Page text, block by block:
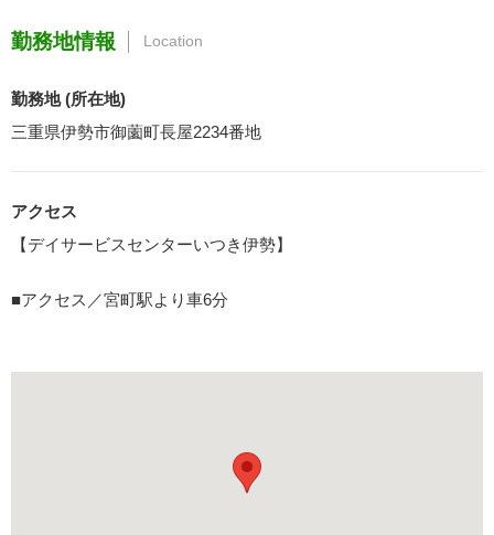
勤務地情報 Location
勤務地 (所在地)
三重県伊勢市御薗町長屋2234番地
アクセス
【デイサービスセンターいつき伊勢】
■アクセス／宮町駅より車6分